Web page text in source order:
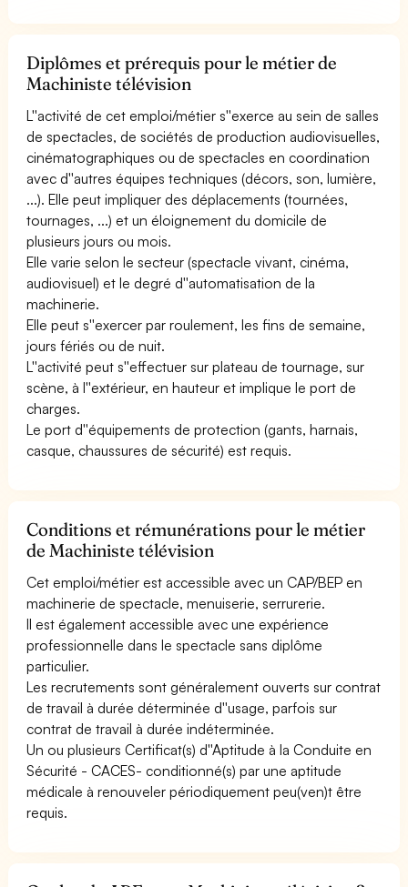
Diplômes et prérequis pour le métier de
Machiniste télévision
L''activité de cet emploi/métier s''exerce au sein de salles
de spectacles, de sociétés de production audiovisuelles,
cinématographiques ou de spectacles en coordination
avec d''autres équipes techniques (décors, son, lumière,
...). Elle peut impliquer des déplacements (tournées,
tournages, ...) et un éloignement du domicile de
plusieurs jours ou mois.
Elle varie selon le secteur (spectacle vivant, cinéma,
audiovisuel) et le degré d''automatisation de la
machinerie.
Elle peut s''exercer par roulement, les fins de semaine,
jours fériés ou de nuit.
L''activité peut s''effectuer sur plateau de tournage, sur
scène, à l''extérieur, en hauteur et implique le port de
charges.
Le port d''équipements de protection (gants, harnais,
casque, chaussures de sécurité) est requis.
Conditions et rémunérations pour le métier
de Machiniste télévision
Cet emploi/métier est accessible avec un CAP/BEP en
machinerie de spectacle, menuiserie, serrurerie.
Il est également accessible avec une expérience
professionnelle dans le spectacle sans diplôme
particulier.
Les recrutements sont généralement ouverts sur contrat
de travail à durée déterminée d''usage, parfois sur
contrat de travail à durée indéterminée.
Un ou plusieurs Certificat(s) d''Aptitude à la Conduite en
Sécurité - CACES- conditionné(s) par une aptitude
médicale à renouveler périodiquement peu(ven)t être
requis.